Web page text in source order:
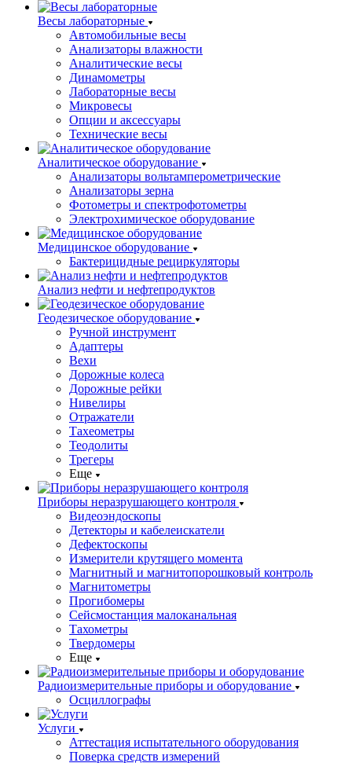
Весы лабораторные
Автомобильные весы
Анализаторы влажности
Аналитические весы
Динамометры
Лабораторные весы
Микровесы
Опции и аксессуары
Технические весы
Аналитическое оборудование
Анализаторы вольтамперометрические
Анализаторы зерна
Фотометры и спектрофотометры
Электрохимическое оборудование
Медицинское оборудование
Бактерицидные рециркуляторы
Анализ нефти и нефтепродуктов
Геодезическое оборудование
Ручной инструмент
Адаптеры
Вехи
Дорожные колеса
Дорожные рейки
Нивелиры
Отражатели
Тахеометры
Теодолиты
Трегеры
Еще
Приборы неразрушающего контроля
Видеоэндоскопы
Детекторы и кабелеискатели
Дефектоскопы
Измерители крутящего момента
Магнитный и магнитопорошковый контроль
Магнитометры
Прогибомеры
Сейсмостанция малоканальная
Тахометры
Твердомеры
Еще
Радиоизмерительные приборы и оборудование
Осциллографы
Услуги
Аттестация испытательного оборудования
Поверка средств измерений